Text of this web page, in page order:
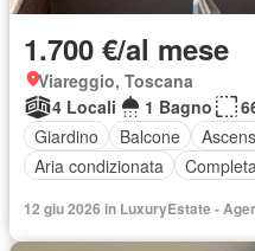
1.700 €/al mese
Viareggio, Toscana
4 Locali
1 Bagno
Giardino
Balcone
Aria condizionata
12 giu 2026 in LuxuryEstate -